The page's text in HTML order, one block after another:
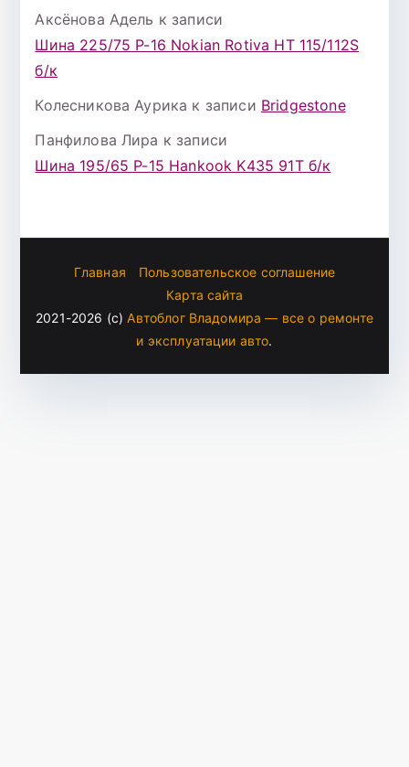
Аксёнова Адель к записи
Шина 225/75 Р-16 Nokian Rotiva HT 115/112S
б/к
Колесникова Аурика к записи Bridgestone
Панфилова Лира к записи
Шина 195/65 Р-15 Hankook K435 91Т б/к
Главная
Пользовательское соглашение
Карта сайта
2021-2026 (c)Автоблог Владомира — все о ремонте
и эксплуатации авто.